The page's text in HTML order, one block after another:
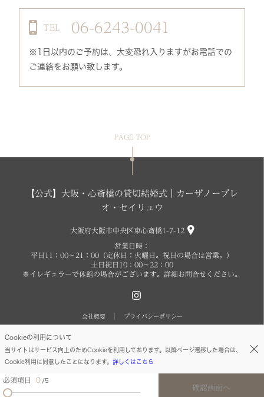
TEL 06-6243-0041
※1日以内のご予約は、大変恐れ入りますがお電話での
ご連絡をお願い致します。
必須項目 0 5
確認画面へ
Cookieの利用について
当サイトはサービス向上のためCookieを利用しております。以降ページ遷移した場合は、
Cookie利用に同意したことになります。 詳しくはこちら
PAGE TOP
【公式】大阪・心斎橋の貸切結婚式｜カーザノーブレ
オ・セイリュウ
大阪府大阪市中央区東心斎橋1-7-12
営業日時：
平日11：00～21：00（定休日：火曜日。祝日の場合は営業。）
土日祝日10：00～22：00
※イレギュラーで休館の場合がございます。詳細お問合せください。
会社概要 プライバシーポリシー